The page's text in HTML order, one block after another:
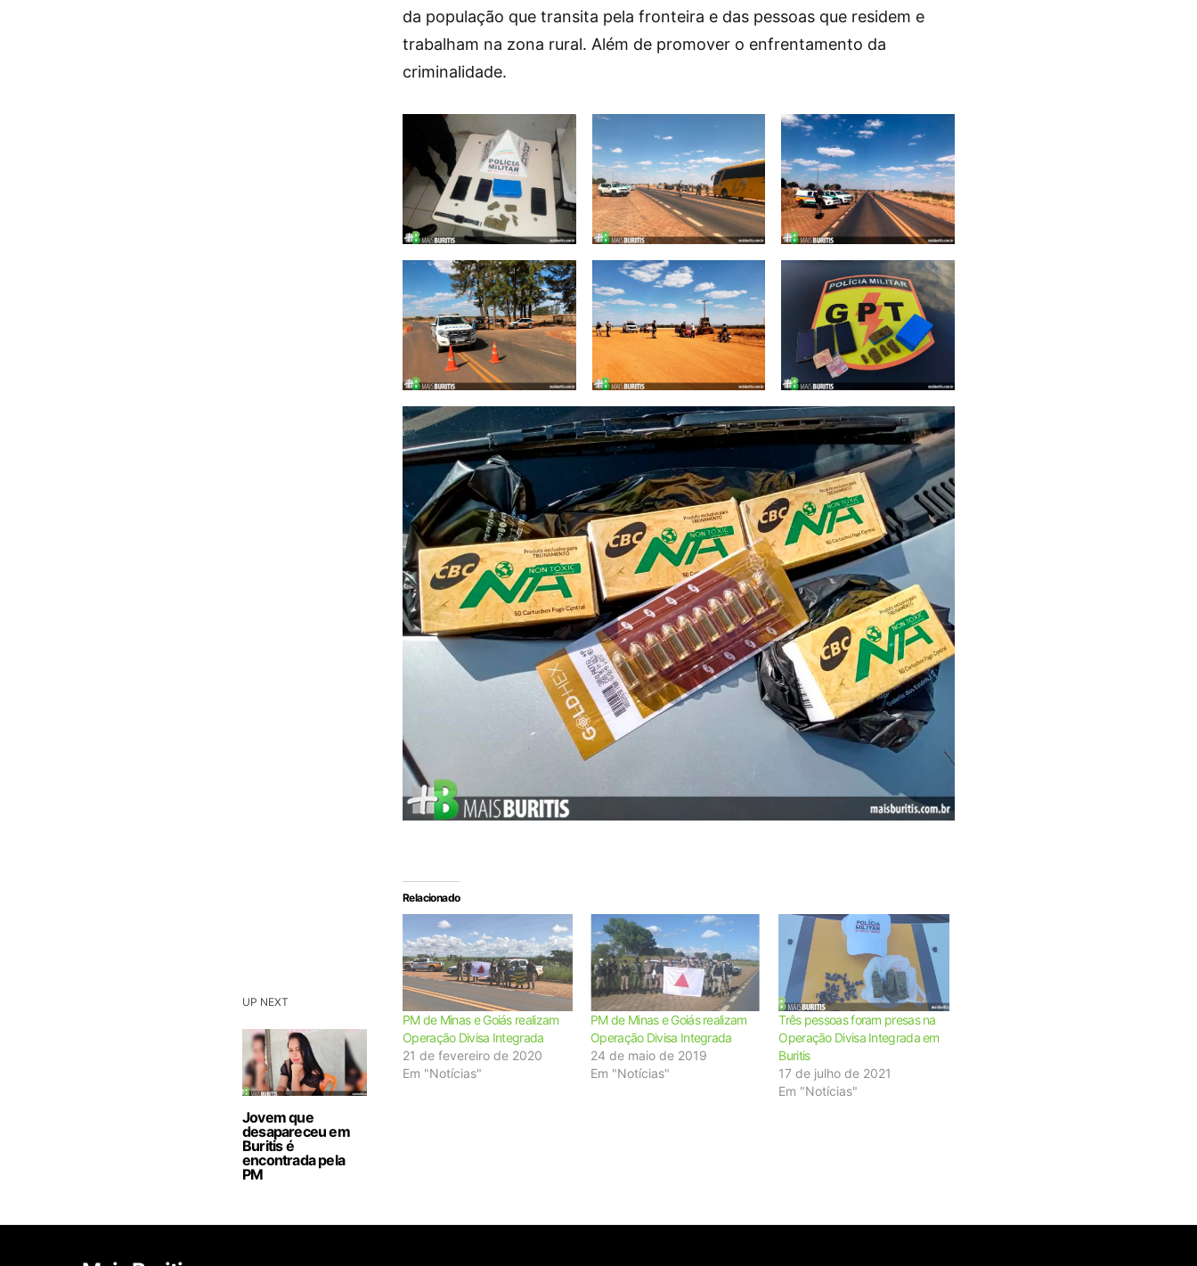
UP NEXT
Jovem que
desapareceu em
Buritis é
encontrada pela
PM
da população que transita pela fronteira e das pessoas que residem e
trabalham na zona rural. Além de promover o enfrentamento da
criminalidade.
Relacionado
PM de Minas e Goiás realizam
Operação Divisa Integrada
21 de fevereiro de 2020
Em "Notícias"
PM de Minas e Goiás realizam
Operação Divisa Integrada
24 de maio de 2019
Em "Notícias"
Três pessoas foram presas na
Operação Divisa Integrada em
Buritis
17 de julho de 2021
Em "Notícias"